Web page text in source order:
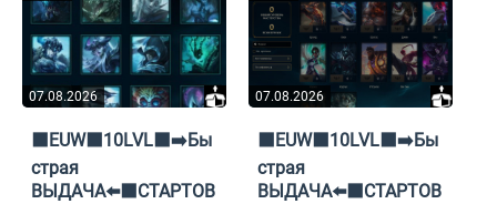
07.08.2026
⬛EUW⬛10LVL⬛➡️Бы
страя
ВЫДАЧА⬅️⬛СТАРТОВ
07.08.2026
⬛EUW⬛10LVL⬛➡️Бы
страя
ВЫДАЧА⬅️⬛СТАРТОВ